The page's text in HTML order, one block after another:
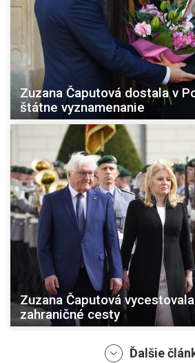
Zuzana Čaputová dostala v
štátne vyznamenanie
Zuzana Čaputová
zahraničné cesty
Ďalšie